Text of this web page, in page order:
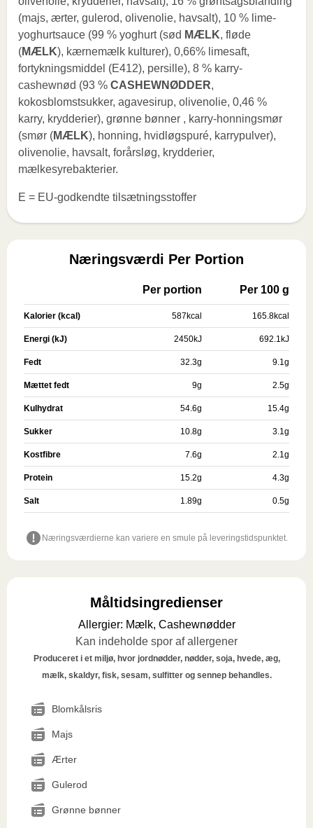
(majs, ærter, gulerod, olivenolie, havsalt), 10 % lime-
yoghurtsauce (99 % yoghurt (sød MÆLK, fløde
(MÆLK), kærnemælk kulturer), 0,66% limesaft,
fortykningsmiddel (E412), persille), 8 % karry-
cashewnød (93 % CASHEWNØDDER,
kokosblomstsukker, agavesirup, olivenolie, 0,46 %
karry, krydderier), grønne bønner , karry-honningsmør
(smør (MÆLK), honning, hvidløgspuré, karrypulver),
olivenolie, havsalt, forårsløg, krydderier,
mælkesyrebakterier.
E = EU-godkendte tilsætningsstoffer
Næringsværdi Per Portion
Per portion Per 100 g
Kalorier (kcal) 587kcal 165.8kcal
Energi (kJ) 2450kJ 692.1kJ
Fedt 32.3g 9.1g
Mættet fedt 9g 2.5g
Kulhydrat 54.6g 15.4g
Sukker 10.8g 3.1g
Kostfibre 7.6g 2.1g
Protein 15.2g 4.3g
Salt 1.89g 0.5g
Næringsværdierne kan variere en smule på leveringstidspunktet.
Måltidsingredienser
Allergier: Mælk, Cashewnødder
Kan indeholde spor af allergener
Produceret i et miljø, hvor jordnødder, nødder, soja, hvede, æg,
mælk, skaldyr, fisk, sesam, sulfitter og sennep behandles.
Blomkålsris
Majs
Ærter
Gulerod
Grønne bønner